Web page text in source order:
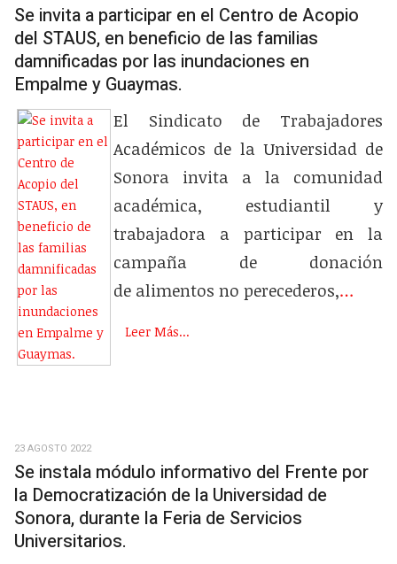
Se invita a participar en el Centro de Acopio
del STAUS, en beneficio de las familias
damnificadas por las inundaciones en
Empalme y Guaymas.
El Sindicato de Trabajadores
Académicos de la Universidad de
Sonora invita a la comunidad
académica, estudiantil y
trabajadora a participar en la
campaña de donación
de alimentos no perecederos,…
Leer Más...
23 AGOSTO 2022
Se instala módulo informativo del Frente por
la Democratización de la Universidad de
Sonora, durante la Feria de Servicios
Universitarios.